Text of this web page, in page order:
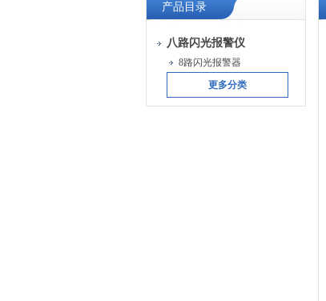
产品目录
八路闪光报警仪
8路闪光报警器
更多分类